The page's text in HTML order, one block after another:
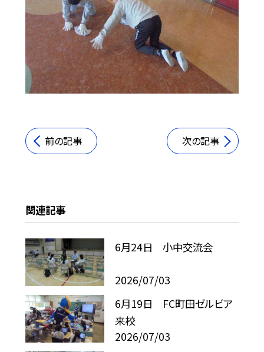
前の記事 次の記事
関連記事
6月24日 小中交流会
2026/07/03
6月19日 FC町田ゼルビア
来校
2026/07/03